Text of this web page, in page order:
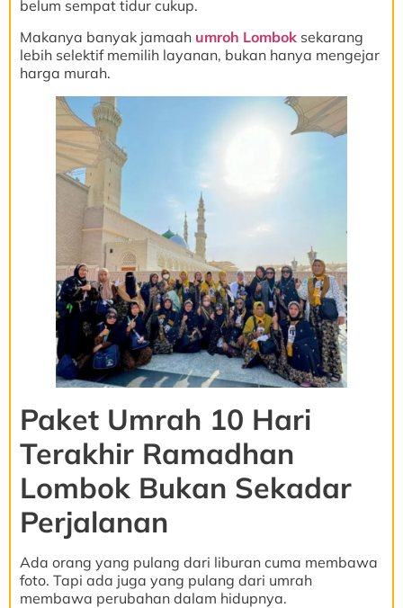
belum sempat tidur cukup.
Makanya banyak jamaah umroh Lombok sekarang
lebih selektif memilih layanan, bukan hanya mengejar
harga murah.
Paket Umrah 10 Hari
Terakhir Ramadhan
Lombok Bukan Sekadar
Perjalanan
Ada orang yang pulang dari liburan cuma membawa
foto. Tapi ada juga yang pulang dari umrah
membawa perubahan dalam hidupnya.